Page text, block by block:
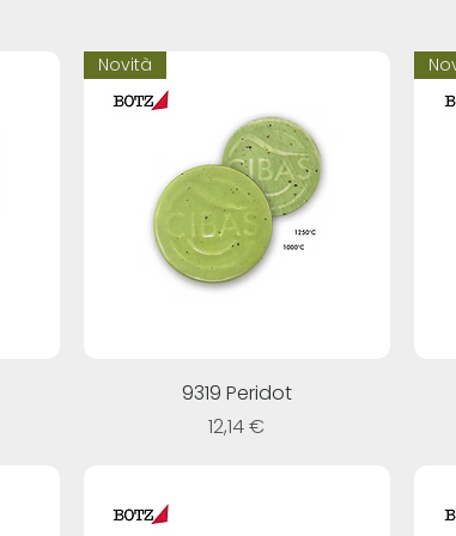
Novità
9319 Peridot
Prezzo
12,14 €